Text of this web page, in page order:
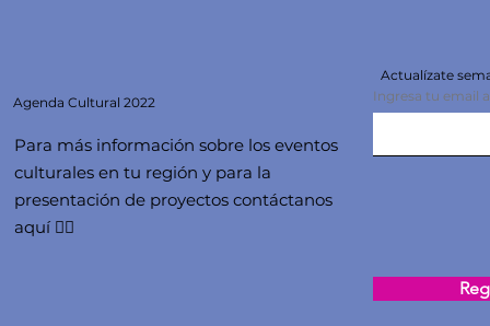
Agenda Cultural 2022
Para más información sobre los eventos
culturales en tu región y para la
presentación de proyectos contáctanos
aquí 👇🏻
Actualízate
Ingresa tu email